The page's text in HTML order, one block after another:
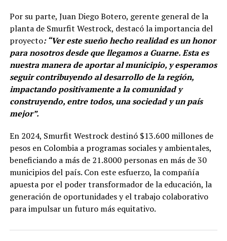
Por su parte, Juan Diego Botero, gerente general de la
planta de Smurfit Westrock, destacó la importancia del
proyecto: “Ver este sueño hecho realidad es un honor
para nosotros desde que llegamos a Guarne. Esta es
nuestra manera de aportar al municipio, y esperamos
seguir contribuyendo al desarrollo de la región,
impactando positivamente a la comunidad y
construyendo, entre todos, una sociedad y un país
mejor”.
En 2024, Smurfit Westrock destinó $13.600 millones de
pesos en Colombia a programas sociales y ambientales,
beneficiando a más de 21.8000 personas en más de 30
municipios del país. Con este esfuerzo, la compañía
apuesta por el poder transformador de la educación, la
generación de oportunidades y el trabajo colaborativo
para impulsar un futuro más equitativo.